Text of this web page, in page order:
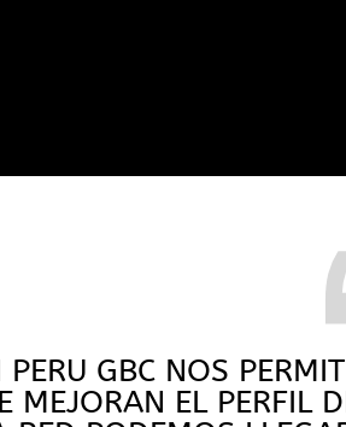
GBC NOS
MEJORAN EL PERFIL